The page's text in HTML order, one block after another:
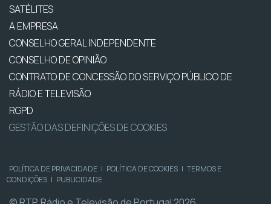
SATÉLITES
A EMPRESA
CONSELHO GERAL INDEPENDENTE
CONSELHO DE OPINIÃO
CONTRATO DE CONCESSÃO DO SERVIÇO PÚBLICO DE
RÁDIO E TELEVISÃO
RGPD
GESTÃO DAS DEFINIÇÕES DE COOKIES
POLÍTICA DE PRIVACIDADE | POLÍTICA DE COOKIES | TERMOS E
CONDIÇÕES | PUBLICIDADE